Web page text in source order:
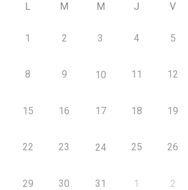
L M M J V
1 2 3 4 5
8 9 10 11 12
15 16 17 18 19
22 23 24 25 26
29 30 31 1 2